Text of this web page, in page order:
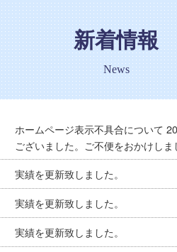
新着情報
News
ホームページ表示不具合について
ございました。ご不便をおかけしま
実績を更新致しました。
実績を更新致しました。
実績を更新致しました。